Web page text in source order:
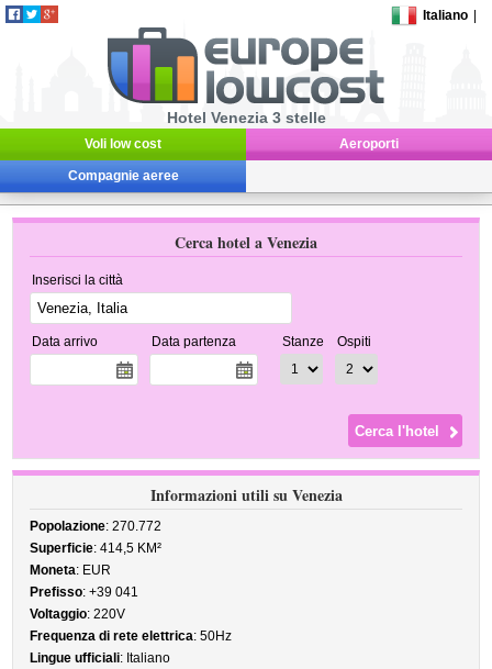
Italiano
Hotel Venezia 3 stelle
Voli low cost Aeroporti
Compagnie aeree
Cerca hotel a Venezia
Inserisci la città
Data arrivo Data partenza Stanze Ospiti
Informazioni utili su Venezia
Popolazione: 270.772
Superficie: 414,5 KM²
Moneta: EUR
Prefisso: +39 041
Voltaggio: 220V
Frequenza di rete elettrica: 50Hz
Lingue ufficiali: Italiano